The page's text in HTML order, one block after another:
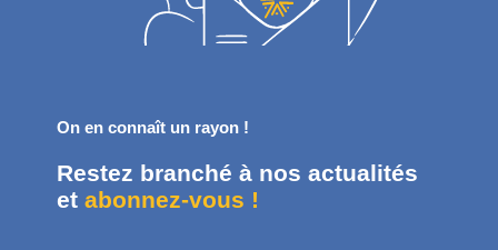
On en connaît un rayon !
Restez branché à nos actualités
etabonnez-vous !